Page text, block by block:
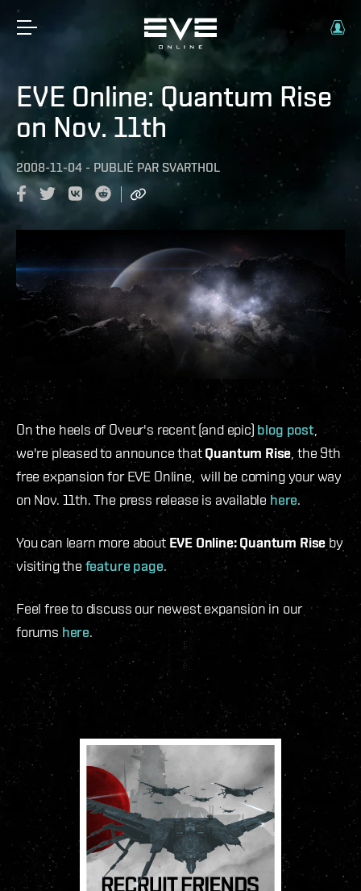
EVE Online: Quantum Rise
on Nov. 11th
2008-11-04 - PUBLIÉ PAR SVARTHOL
On the heels of Oveur's recent (and epic) blog post,
we're pleased to announce thatQuantum Rise, the 9th
free expansion for EVE Online, will be coming your way
on Nov. 11th. The press release is available here.
You can learn more about EVE Online: Quantum Rise by
visiting the feature page.
Feel free to discuss our newest expansion in our
forumshere.